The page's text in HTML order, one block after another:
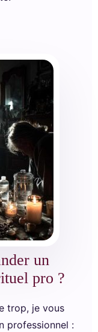
un
pro ?
trop, je vous
professionnel :